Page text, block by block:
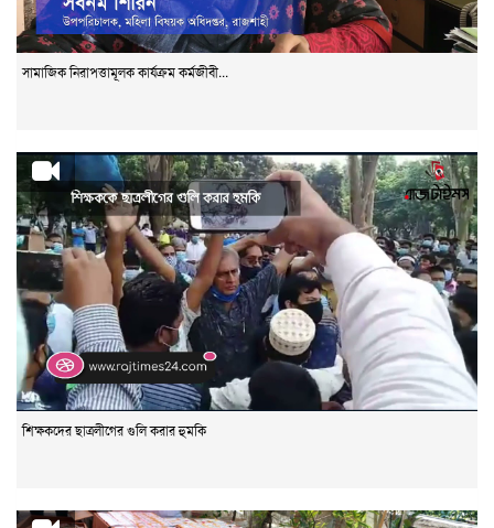
সামাজিক নিরাপত্তামূলক কার্যক্রম কর্মজীবী...
শিক্ষকদের ছাত্রলীগের গুলি করার হুমকি